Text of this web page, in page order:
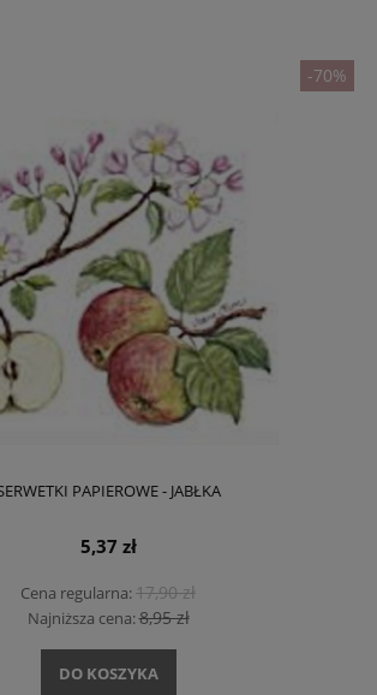
PAPIEROWE - JABŁKA
5,37 zł
Cena regularna:17,90 zł
Najniższa cena:8,95 zł
DO KOSZYKA
-70%